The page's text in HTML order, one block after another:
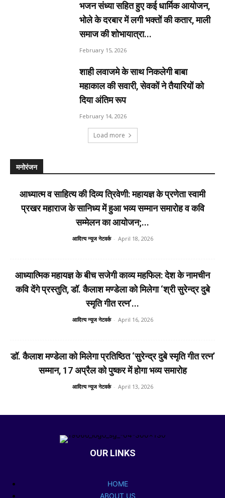
भजन संध्या सहित हुए कई धार्मिक आयोजन,
भोले के दरबार में लगी भक्तों की कतार, माली
समाज की शोभायात्रा...
February 15, 2026
शाही लवाजमे के साथ निकलेगी बाबा
महाकाल की सवारी, सेवकों ने तैयारियों को
दिया अंतिम रूप
February 14, 2026
Load more
मनोरंजन
आध्यात्म व साहित्य की दिव्य त्रिवेणी: महायज्ञ के प्रणेता स्वामी
प्रखर महाराज के सानिध्य में हुआ भव्य सम्मान समारोह व कवि
सम्मेलन का आयोजन;...
आदित्य न्यूज नेटवर्क - April 18, 2026
आध्यात्मिक महायज्ञ के बीच सजेगी काव्य महफिल: देश के नामचीन
कवि देंगे प्रस्तुति, डॉ. कैलाश मण्डेला को मिलेगा ‘श्री सुरेन्द्र दुबे
स्मृति गीत रत्न’...
आदित्य न्यूज नेटवर्क - April 16, 2026
डॉ. कैलाश मण्डेला को मिलेगा प्रतिष्ठित ‘सुरेन्द्र दुबे स्मृति गीत रत्न’
सम्मान, 17 अप्रैल को पुष्कर में होगा भव्य समारोह
आदित्य न्यूज नेटवर्क - April 13, 2026
OUR LINKS
HOME
ABOUT US